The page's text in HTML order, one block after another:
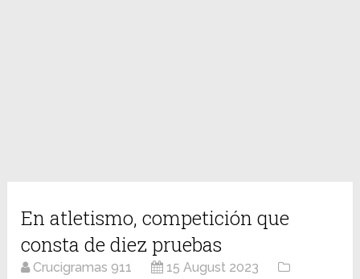
En atletismo, competición que
consta de diez pruebas
Crucigramas 911
15 August 2023